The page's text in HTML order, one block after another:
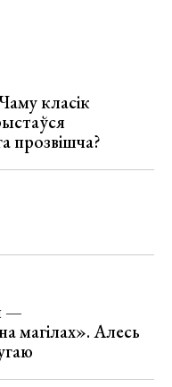
класік
прозвішча?
—
магілах». Алесь